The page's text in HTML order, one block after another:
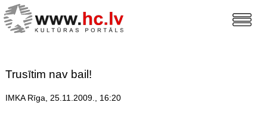
Trusītim nav bail!
IMKA Rīga, 25.11.2009., 16:20